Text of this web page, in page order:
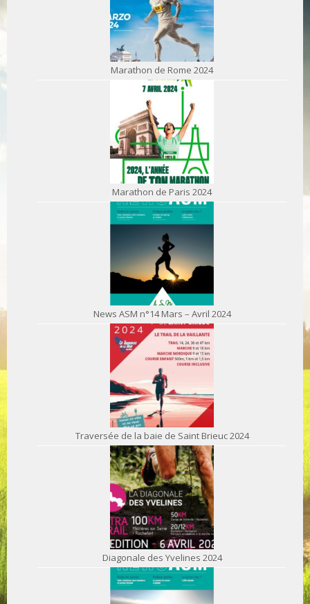
Marathon de Rome 2024
Marathon de Paris 2024
News ASM n°14 Mars – Avril 2024
Traversée de la baie de Saint Brieuc 2024
Diagonale des Yvelines 2024